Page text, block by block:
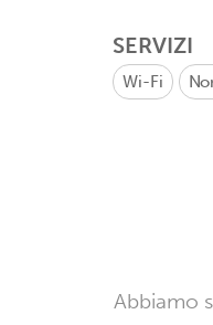
SERVIZI
Wi-Fi
Abbiamo